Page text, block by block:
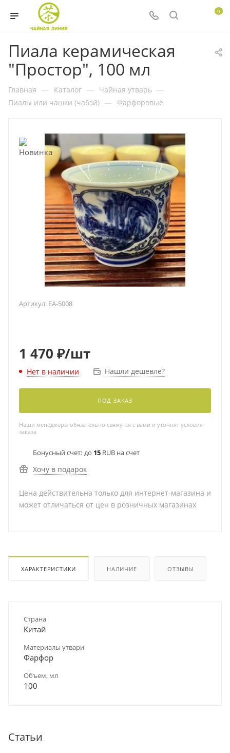
0
Пиала керамическая
"Простор", 100 мл
Главная — Каталог — Чайная утварь —
Пиалы или чашки (чабэй) — Фарфоровые
Артикул: EA-5008
1 470 ₽/шт
Нет в наличии Нашли дешевле?
ПОД ЗАКАЗ
Наши менеджеры обязательно свяжутся с вами и уточнят условия
заказа
Бонусный счет: до 15 RUB на счет
Хочу в подарок
Цена действительна только для интернет-магазина и
может отличаться от цен в розничных магазинах
ХАРАКТЕРИСТИКИ НАЛИЧИЕ ОТЗЫВЫ
Страна
Китай
Материалы утвари
Фарфор
Объем, мл
100
Статьи